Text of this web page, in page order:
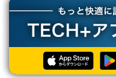
TECH+ 企業IT
マーケティ
注目を集める企業内イノベー
ウ、人材交流の場を提供し、企
レポート